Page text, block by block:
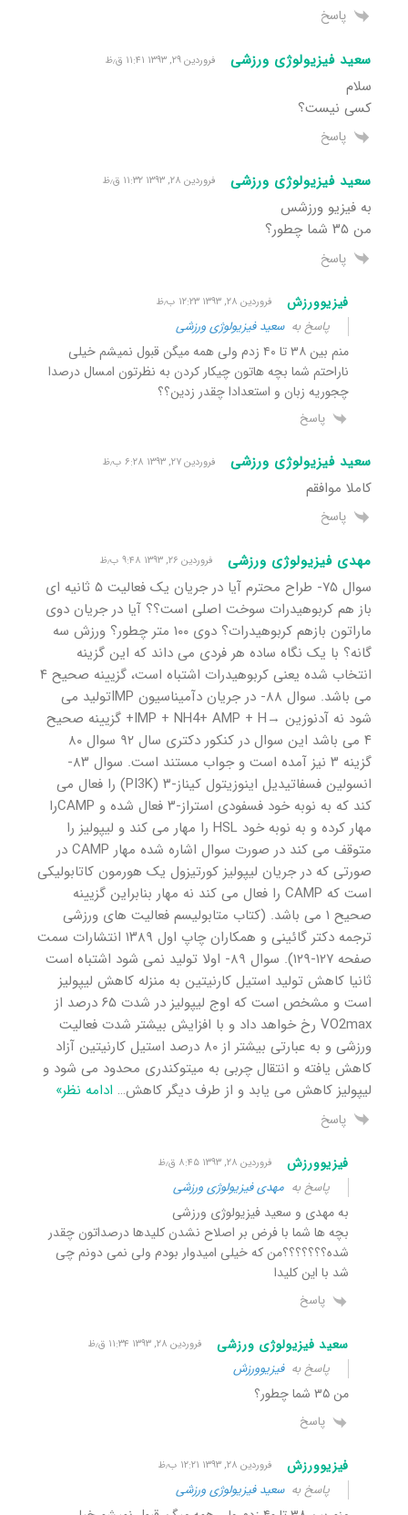
پاسخ
سعید فیزیولوژی ورزشی فروردین ۲۹, ۱۳۹۳ ۱۱:۴۱ ق٫ظ
سلام
کسی نیست؟
پاسخ
سعید فیزیولوژی ورزشی فروردین ۲۸, ۱۳۹۳ ۱۱:۳۲ ق٫ظ
به فیزیو ورزشس
من ۳۵ شما چطور؟
پاسخ
فیزیوورزش فروردین ۲۸, ۱۳۹۳ ۱۲:۲۳ ب٫ظ
پاسخ بهسعید فیزیولوژی ورزشی
منم بین ۳۸ تا ۴۰ زدم ولی همه میگن قبول نمیشم خیلی
ناراحتم شما بچه هاتون چیکار کردن به نظرتون امسال درصدا
چجوریه زبان و استعدادا چقدر زدین؟؟
پاسخ
سعید فیزیولوژی ورزشی فروردین ۲۷, ۱۳۹۳ ۶:۲۸ ب٫ظ
کاملا موافقم
پاسخ
مهدی فیزیولوژی ورزشی فروردین ۲۶, ۱۳۹۳ ۹:۴۸ ب٫ظ
سوال ۷۵- طراح محترم آیا در جریان یک فعالیت ۵ ثانیه ای
باز هم کربوهیدرات سوخت اصلی است؟؟ آیا در جریان دوی
ماراتون بازهم کربوهیدرات؟ دوی ۱۰۰ متر چطور؟ ورزش سه
گانه؟ با یک نگاه ساده هر فردی می داند که این گزینه
انتخاب شده یعنی کربوهیدرات اشتباه است، گزیینه صحیح ۴
می باشد. سوال ۸۸- در جریان دآمیناسیون IMPتولید می
شود نه آدنوزین →IMP + NH4+ AMP + H+ گزیینه صحیح
۴ می باشد این سوال در کنکور دکتری سال ۹۲ سوال ۸۰
گزینه ۳ نیز آمده است و جواب مستند است. سوال ۸۳-
انسولین فسفاتیدیل اینوزیتول کیناز-۳ (PI3K) را فعال می
کند که به نوبه خود فسفودی استراز-۳ فعال شده و CAMPرا
مهار کرده و به نوبه خود HSL را مهار می کند و لیپولیز را
متوقف می کند در صورت سوال اشاره شده مهار CAMP در
صورتی که در جریان لیپولیز کورتیزول یک هورمون کاتابولیکی
است که CAMP را فعال می کند نه مهار بنابراین گزیینه
صحیح ۱ می باشد. (کتاب متابولیسم فعالیت های ورزشی
ترجمه دکتر گائینی و همکاران چاپ اول ۱۳۸۹ انتشارات سمت
صفحه ۱۲۷-۱۲۹). سوال ۸۹- اولا تولید نمی شود اشتباه است
ثانیا کاهش تولید استیل کارنیتین به منزله کاهش لیپولیز
است و مشخص است که اوج لیپولیز در شدت ۶۵ درصد از
VO2max رخ خواهد داد و با افزایش بیشتر شدت فعالیت
ورزشی و به عبارتی بیشتر از ۸۰ درصد استیل کارنیتین آزاد
کاهش یافته و انتقال چربی به میتوکندری محدود می شود و
لیپولیز کاهش می یابد و از طرف دیگر کاهش… ادامه نظر»
پاسخ
فیزیوورزش فروردین ۲۸, ۱۳۹۳ ۸:۴۵ ق٫ظ
پاسخ به مهدی فیزیولوژی ورزشی
به مهدی و سعید فیزیولوژی ورزشی
بچه ها شما با فرض بر اصلاح نشدن کلیدها درصداتون چقدر
شده؟؟؟؟؟؟؟من که خیلی امیدوار بودم ولی نمی دونم چی
شد با این کلیدا
پاسخ
سعید فیزیولوژی ورزشی فروردین ۲۸, ۱۳۹۳ ۱۱:۳۴ ق٫ظ
پاسخ بهفیزیوورزش
من ۳۵ شما چطور؟
پاسخ
فیزیوورزش فروردین ۲۸, ۱۳۹۳ ۱۲:۲۱ ب٫ظ
پاسخ بهسعید فیزیولوژی ورزشی